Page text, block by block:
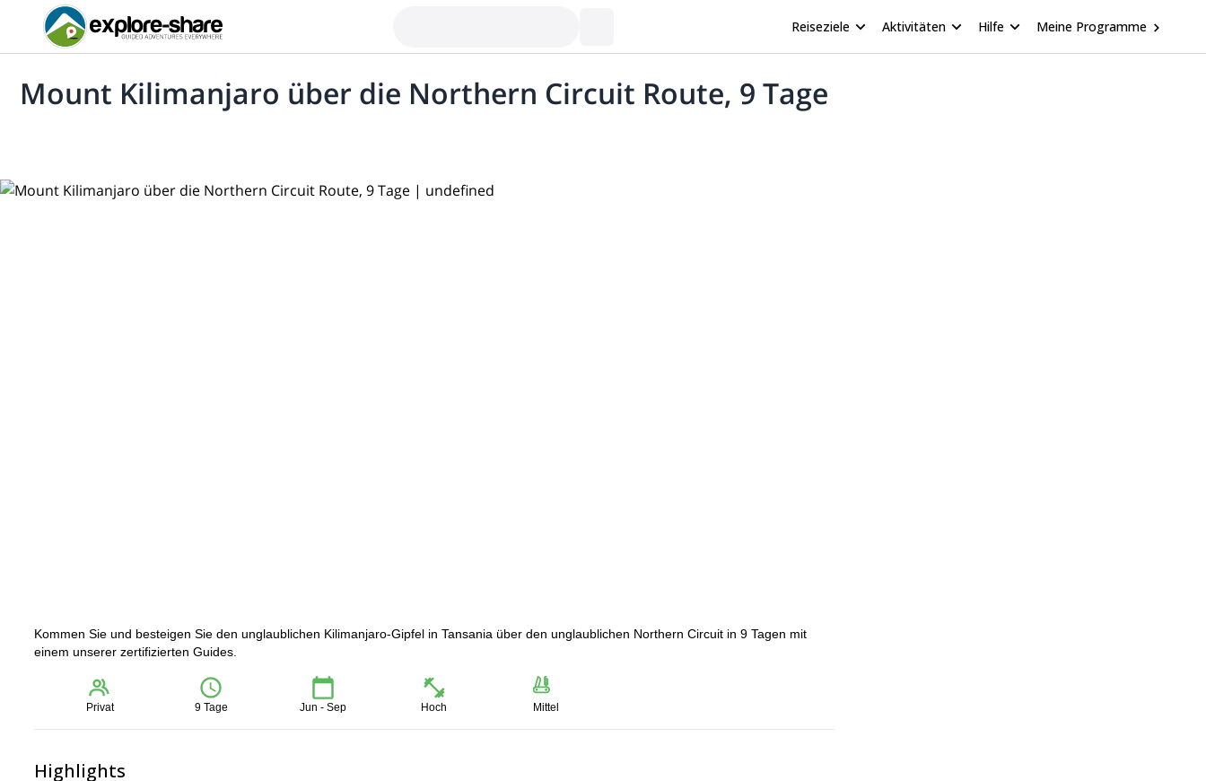
Reiseziele Aktivitäten Hilfe Meine Programme
Mount Kilimanjaro über die Northern Circuit Route, 9 Tage
Kommen Sie und besteigen Sie den unglaublichen Kilimanjaro-Gipfel in Tansania über den unglaublichen Northern Circuit in 9 Tagen mit
einem unserer zertifizierten Guides.
Privat 9 Tage Jun - Sep Hoch Mittel
Highlights